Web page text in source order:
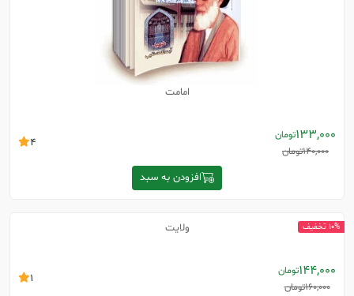
امامت
133,000تومان
140,000تومان
4
افزودن به سبد
ولایت
144,000تومان
160,000تومان
1
10% تخفیف